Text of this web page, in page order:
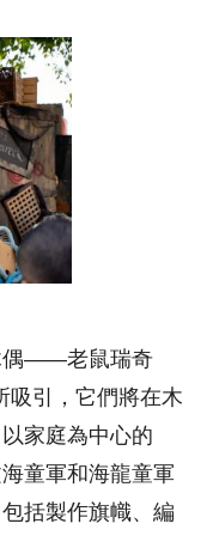
偶——老鼠瑞奇
引，它們將在木
家庭為中心的
童軍和海龍童軍
括製作旗幟、編